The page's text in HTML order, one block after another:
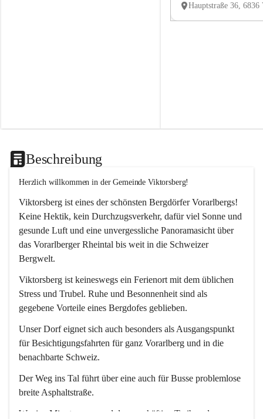
Beschreibung
Herzlich willkommen in der Gemeinde Viktorsberg!
Viktorsberg ist eines der schönsten Bergdörfer Vorarlbergs!
Keine Hektik, kein Durchzugsverkehr, dafür viel Sonne und
gesunde Luft und eine unvergessliche Panoramasicht über
das Vorarlberger Rheintal bis weit in die Schweizer
Bergwelt.
Viktorsberg ist keineswegs ein Ferienort mit dem üblichen
Stress und Trubel. Ruhe und Besonnenheit sind als
gegebene Vorteile eines Bergdofes geblieben.
Unser Dorf eignet sich auch besonders als Ausgangspunkt
für Besichtigungsfahrten für ganz Vorarlberg und in die
benachbarte Schweiz.
Der Weg ins Tal führt über eine auch für Busse problemlose
breite Asphaltstraße.
Wenige Minuten nur, und das geschäftige Treiben der